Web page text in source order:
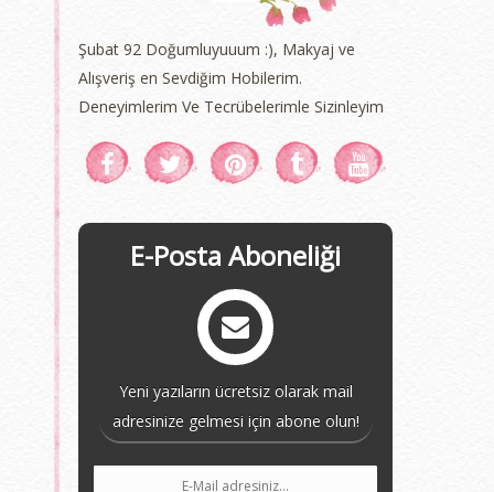
Şubat 92 Doğumluyuuum :), Makyaj ve
Alışveriş en Sevdiğim Hobilerim.
Deneyimlerim Ve Tecrübelerimle Sizinleyim
E-Posta Aboneliği
Yeni yazıların ücretsiz olarak mail
adresinize gelmesi için abone olun!